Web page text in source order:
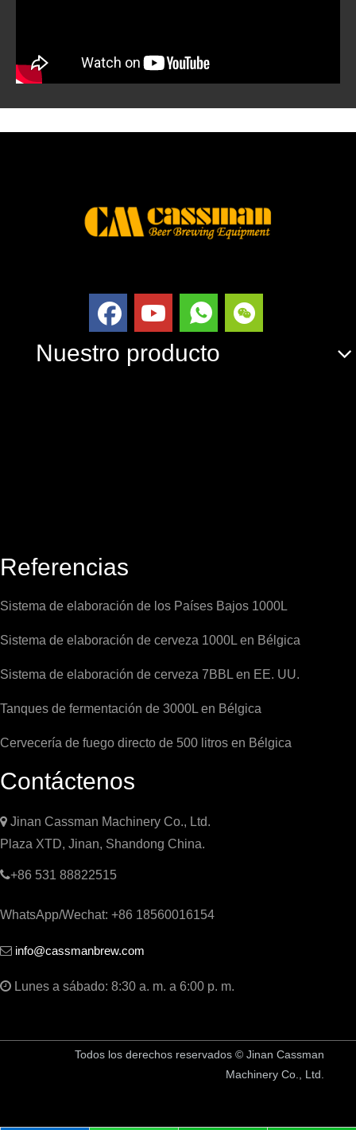
Nuestro producto
Referencias
Sistema de elaboración de los Países Bajos 1000L
Sistema de elaboración de cerveza 1000L en Bélgica
Sistema de elaboración de cerveza 7BBL en EE. UU.
Tanques de fermentación de 3000L en Bélgica
Cervecería de fuego directo de 500 litros en Bélgica
Contáctenos
 Jinan Cassman Machinery Co., Ltd.
Plaza XTD, Jinan, Shandong China.
+86 531 88822515
WhatsApp/Wechat: +86 18560016154
 info@cassmanbrew.com
 Lunes a sábado: 8:30 a. m. a 6:00 p. m.
Todos los derechos reservados © Jinan Cassman
Machinery Co., Ltd.